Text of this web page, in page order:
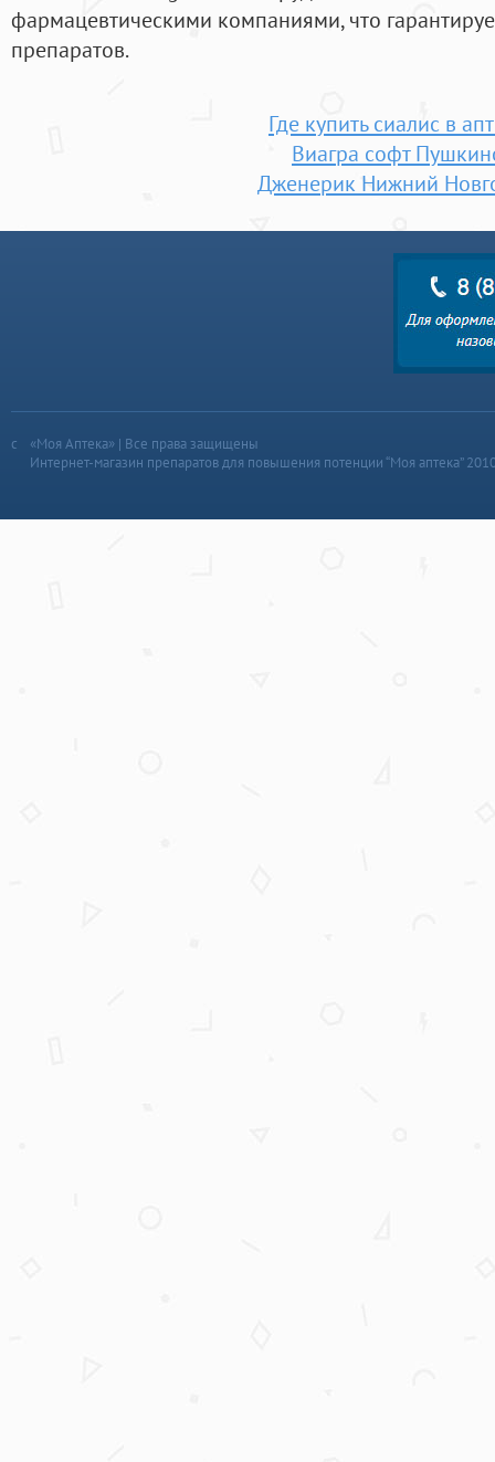
фармацевтическими компаниями, что
препаратов.
Где купить сиалис в
Виагра софт
Дженерик Нижний
«Моя Аптека» | Все права защищены
Интернет-магазин препаратов для повышения потенции “Моя аптека”